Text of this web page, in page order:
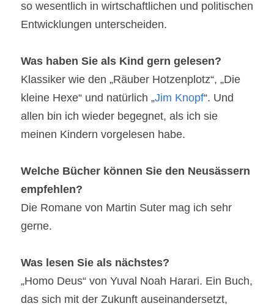
so wesentlich in wirtschaftlichen und politischen
Entwicklungen unterscheiden.
Was haben Sie als Kind gern gelesen?
Klassiker wie den „Räuber Hotzenplotz“, „Die
kleine Hexe“ und natürlich „Jim Knopf“. Und
allen bin ich wieder begegnet, als ich sie
meinen Kindern vorgelesen habe.
Welche Bücher können Sie den Neusässern
empfehlen?
Die Romane von Martin Suter mag ich sehr
gerne.
Was lesen Sie als nächstes?
„Homo Deus“ von Yuval Noah Harari. Ein Buch,
das sich mit der Zukunft auseinandersetzt,